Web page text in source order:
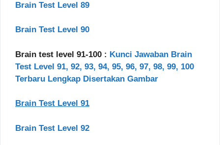
Brain Test Level 89
Brain Test Level 90
Brain test level 91-100 : Kunci Jawaban Brain
Test Level 91, 92, 93, 94, 95, 96, 97, 98, 99, 100
Terbaru Lengkap Disertakan Gambar
Brain Test Level 91
Brain Test Level 92